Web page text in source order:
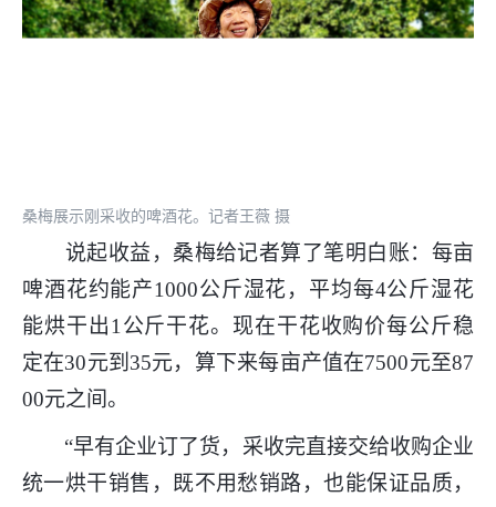
桑梅展示刚采收的啤酒花。记者王薇 摄
说起收益，桑梅给记者算了笔明白账：每亩
啤酒花约能产1000公斤湿花，平均每4公斤湿花
能烘干出1公斤干花。现在干花收购价每公斤稳
定在30元到35元，算下来每亩产值在7500元至87
00元之间。
“早有企业订了货，采收完直接交给收购企业
统一烘干销售，既不用愁销路，也能保证品质，